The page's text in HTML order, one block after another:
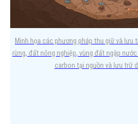
Trong bối cảnh Việt Nam đang đẩy mạnh
thực thi Nghị định 06/2022/NĐ-CP về
Minh họa các phương pháp thu giữ và
rừng, đất nông nghiệp, vùng đất ngập
carbon tại nguồn và lưu trữ